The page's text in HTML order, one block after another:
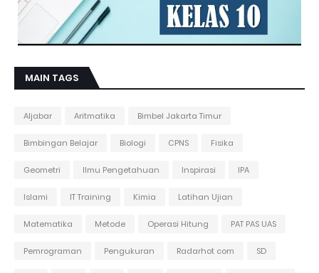
MAIN TAGS
Aljabar Aritmatika Bimbel Jakarta Timur
Bimbingan Belajar Biologi CPNS Fisika
Geometri Ilmu Pengetahuan Inspirasi IPA
Islami IT Training Kimia Latihan Ujian
Matematika Metode Operasi Hitung PAT PAS UAS
Pemrograman Pengukuran Radarhot com SD